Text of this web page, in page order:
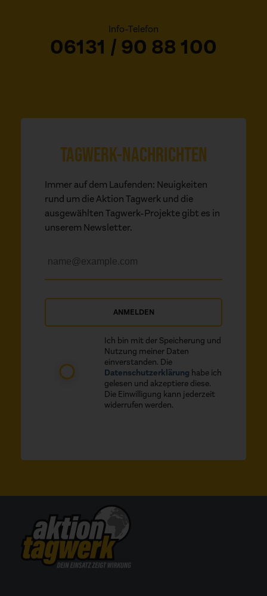
Info-Telefon
06131 / 90 88 100
TAGWERK-NACHRICHTEN
Immer auf dem Laufenden: Neuigkeiten
rund um die Aktion Tagwerk und die
ausgewählten Tagwerk-Projekte gibt es in
unserem Newsletter.
ANMELDEN
Ich bin mit der Speicherung und
Nutzung meiner Daten
einverstanden. Die
Datenschutzerklärung habe ich
gelesen und akzeptiere diese.
Die Einwilligung kann jederzeit
widerrufen werden.